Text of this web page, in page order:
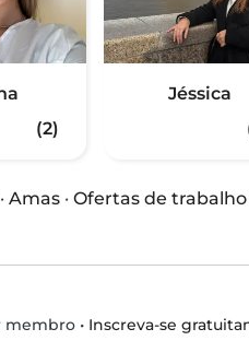
(2)
Jéssica
· Amas · Ofertas de
membro• Inscreva-se